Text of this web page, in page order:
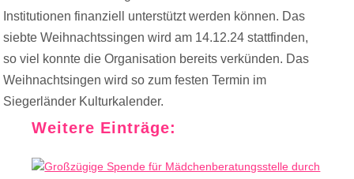
Institutionen finanziell unterstützt werden können. Das
siebte Weihnachtssingen wird am 14.12.24 stattfinden,
so viel konnte die Organisation bereits verkünden. Das
Weihnachtsingen wird so zum festen Termin im
Siegerländer Kulturkalender.
Weitere Einträge: